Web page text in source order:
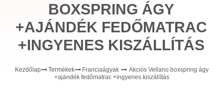
BOXSPRING ÁGY
+AJÁNDÉK FEDŐMATRAC
+INGYENES KISZÁLLÍTÁS
Kezdőlap Termékek Franciaágyak
Akciós Vellano boxspring ágy
+ajándék fedőmatrac +ingyenes kiszállítás